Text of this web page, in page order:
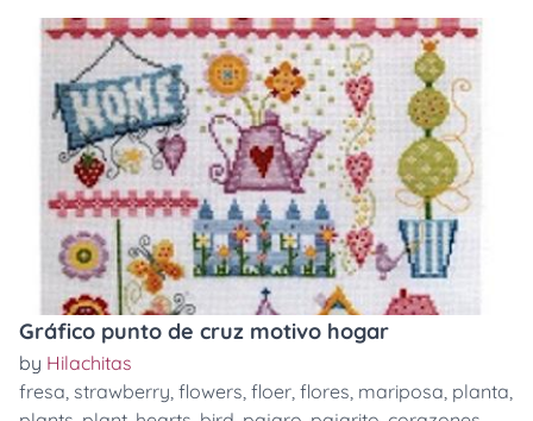
Gráfico punto de cruz motivo hogar
by Hilachitas
fresa, strawberry, flowers, floer, flores, mariposa, planta,